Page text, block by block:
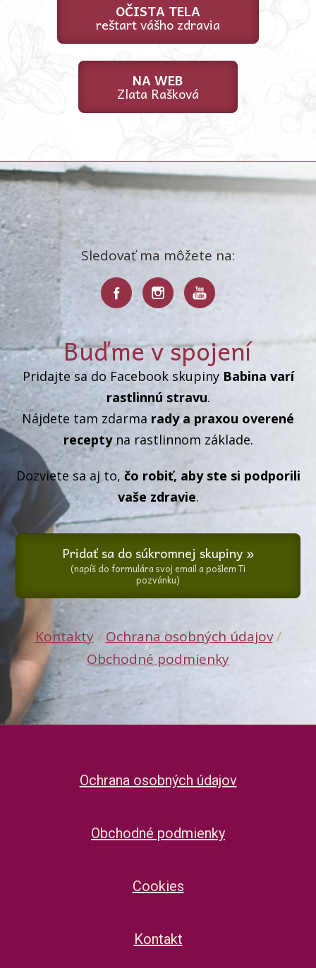
OČISTA TELA
reštart vášho zdravia
NA WEB
Zlata Rašková
Sledovať ma môžete na:
Buďme v spojení
Pridajte sa do Facebook skupiny Babina varí
rastlinnú stravu.
Nájdete tam zdarma rady a praxou overené
receptyna rastlinnom základe.
Dozviete sa aj to, čo robiť, aby ste si podporili
vaše zdravie.
Pridať sa do súkromnej skupiny »
(napíš do formulára svoj email a pošlem Ti
pozvánku)
Kontakty / Ochrana osobných údajov/
Obchodné podmienky
Ochrana osobných údajov
Obchodné podmienky
Cookies
Kontakt